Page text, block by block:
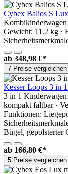
Cybex Balios S
Kombikinderwagen
Gewicht: 11.2 kg ·
ab 348,98 €*
7 Preise vergleichen
Kesser Loops 3 in
3 in 1 Kinderwagen
kompakt faltbar ·
Funktionen:
Bügel, gepolsterter
ab 166,80 €*
5 Preise vergleichen